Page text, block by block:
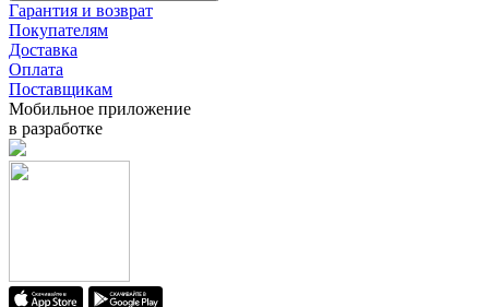
Гарантия и возврат
Покупателям
Доставка
Оплата
Поставщикам
Мобильное приложение
в разработке